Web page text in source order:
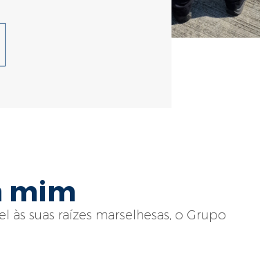
mim
suas raízes marselhesas, o Grupo